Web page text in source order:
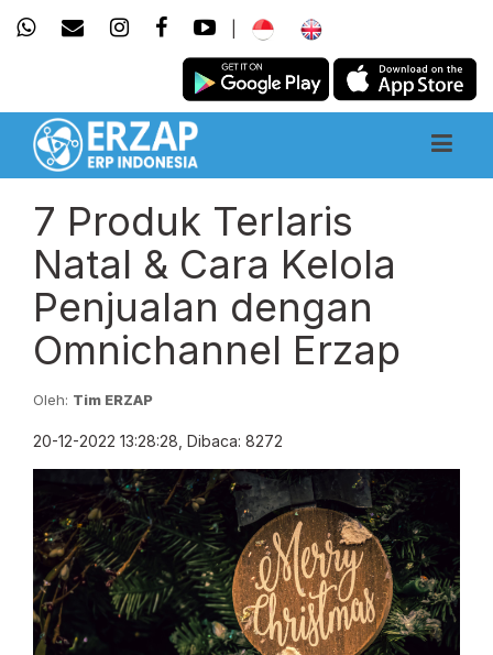
7 Produk Terlaris
Natal & Cara Kelola
Penjualan dengan
Omnichannel Erzap
Oleh: Tim ERZAP
20-12-2022 13:28:28, Dibaca: 8272